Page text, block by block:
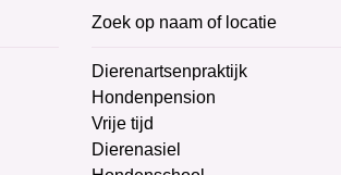
Zoek op naam of locatie
Dierenartsenpraktijk
Hondenpension
Vrije tijd
Dierenasiel